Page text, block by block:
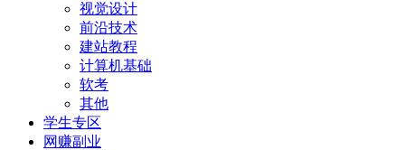
视觉设计
前沿技术
建站教程
计算机基础
软考
其他
学生专区
网赚副业